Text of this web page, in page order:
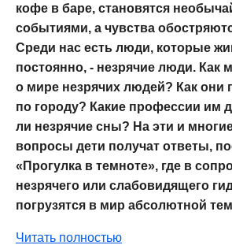
кофе в баре, становятся
событиями, а чувства
Среди нас есть люди, которые
постоянно, - незрячие люди. Как
о мире незрячих людей? Как они
по городу? Какие профессии им
ли незрячие сны? На эти и
вопросы дети получат ответы,
«Прогулка в темноте», где в
незрячего или слабовидящего
погрузятся в мир абсолютной
Читать полностью